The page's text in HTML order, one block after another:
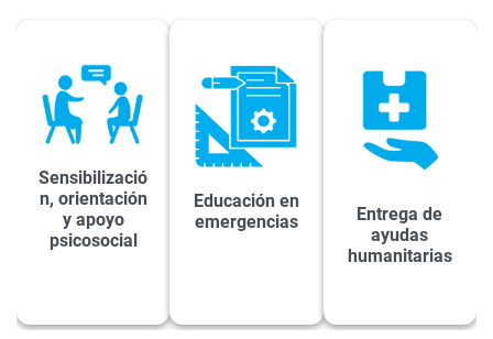
Sensibilizació
n, orientación
y apoyo
psicosocial
Educación en
emergencias
Entrega de
ayudas
humanitarias